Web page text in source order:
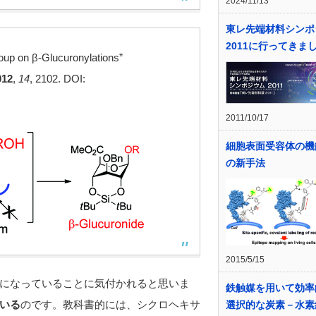
on β-Glucuronylations”
, 14, 2102. DOI:
なっていることに気付かれると思いま
るのです。教科書的には、シクロヘキサ
東レ先端材料シン
2011に行ってきま
2011/10/17
細胞表面受容体の
の新手法
2015/5/15
鉄触媒を用いて効
選択的な炭素－水